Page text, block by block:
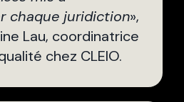
chaque juridiction»,
Lau, coordinatrice
chez CLEIO.